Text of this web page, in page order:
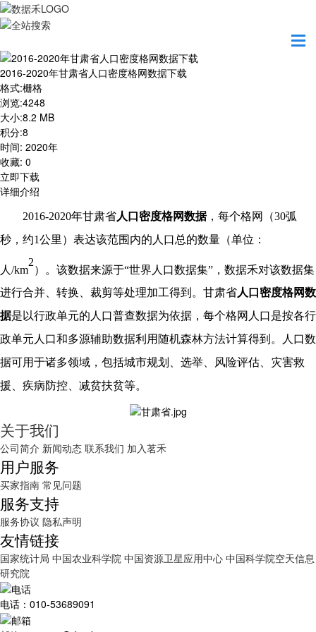
2016-2020年甘肃省人口密度格网数据下载
格式:栅格
浏览:4248
大小:8.2 MB
积分:8
时间: 2020年
收藏: 0
立即下载
详细介绍
2016-2020年甘肃省人口密度格网数据，每个格网（30弧
秒，约1公里）表达该范围内的人口总的数量（单位：
人/km
2
）。该数据来源于“世界人口数据集”，数据禾对该数据集
进行合并、转换、裁剪等处理加工得到。甘肃省人口密度格网数
据是以行政单元的人口普查数据为依据，每个格网人口是按各行
政单元人口和多源辅助数据利用随机森林方法计算得到。人口数
据可用于诸多领域，包括城市规划、选举、风险评估、灾害救
援、疾病防控、减贫扶贫等。
关于我们
公司简介 新闻动态 联系我们 加入茗禾
用户服务
买家指南 常见问题
服务支持
服务协议 隐私声明
友情链接
国家统计局 中国农业科学院 中国资源卫星应用中心 中国科学院空天信息
研究院
电话：010-53689091